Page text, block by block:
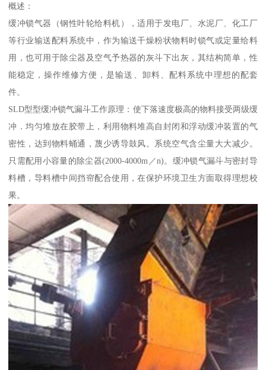
概述：
缓冲锁气器（钢性叶轮给料机），适用于发电厂、水泥厂、化工厂
等行业输送配料系统中，作为输送干燥粉状物料时锁气或定量给料
用，也可用于除尘器及空气予热器的灰斗下出灰，其结构简单，性
能稳定，操作维修方便，是输送、卸料、配料系统中理想的配套
件。
SLD型型缓冲锁气漏斗工作原理：使下落速度极高的物料接受两级缓
冲．均匀堆放在胶带上，利用物料堆高自封闭和浮动缓冲装置的气
密性，达到物料蛹通，蔑少诱导鼓风。系统空气含尘量大大减少。
只需配用小容量的除尘器(2000-4000m／n)。缓冲锁气漏斗与密封导
料槽，导料槽中间挡帘配合使用，在保护环境卫生方面取得理想校
果。